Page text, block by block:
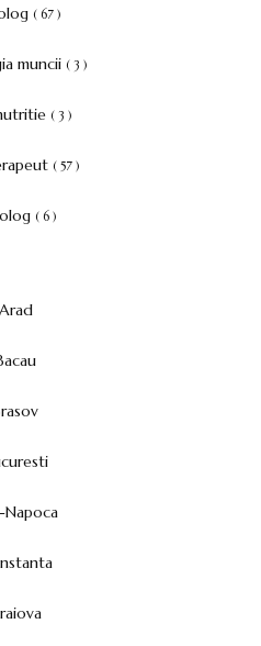
( 67 )
muncii ( 3 )
( 3 )
( 57 )
( 6 )
Arad
Napoca